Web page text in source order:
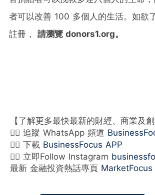
者可以改善 100 多個人的生活。如欲
註冊， 請瀏覽 donors1.org。
【了解更多最快最新的財經、商業及創
👉🏻 追蹤 WhatsApp 頻道
👉🏻 下載 BusinessFocus APP
👉🏻 立即Follow Instagram
最新 金融投資熱話專頁 MarketFocus